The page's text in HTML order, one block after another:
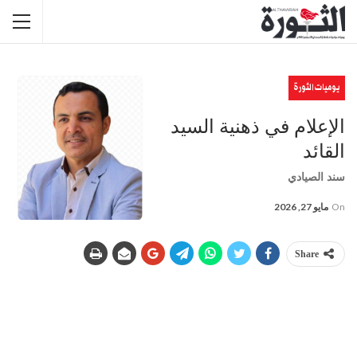
يوميات الثورة
الإعلام في ذهنية السيد
القائد
سند الصيادي
On مايو 27, 2026
Share